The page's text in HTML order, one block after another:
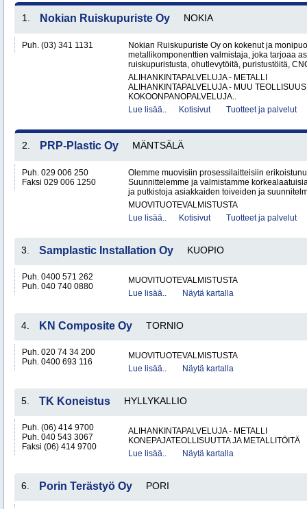
1. Nokian Ruiskupuriste Oy NOKIA
Puh. (03) 341 1131
Nokian Ruiskupuriste Oy on kokenut ja
metallikomponenttien valmistaja, joka tarjoaa
ruiskupuristusta, ohutlevytöitä, puristustöitä,
ALIHANKINTAPALVELUJA - METALLI
ALIHANKINTAPALVELUJA - MUU TEOLLISUUS
KOKOONPANOPALVELUJA..
Lue lisää..
Kotisivut Tuotteet ja palvelut
2. PRP-Plastic Oy MÄNTSÄLÄ
Puh. 029 006 250
Faksi 029 006 1250
Olemme muovisiin prosessilaitteisiin
Suunnittelemme ja valmistamme
ja putkistoja asiakkaiden toiveiden ja
MUOVITUOTEVALMISTUSTA
Lue lisää..
Kotisivut Tuotteet ja palvelut
3. Samplastic Installation Oy KUOPIO
Puh. 0400 571 262
Puh. 040 740 0880
MUOVITUOTEVALMISTUSTA
Lue lisää..
Näytä kartalla
4. KN Composite Oy TORNIO
Puh. 020 74 34 200
Puh. 0400 693 116
MUOVITUOTEVALMISTUSTA
Lue lisää..
Näytä kartalla
5. TK Koneistus HYLLYKALLIO
Puh. (06) 414 9700
Puh. 040 543 3067
Faksi (06) 414 9700
ALIHANKINTAPALVELUJA - METALLI
KONEPAJATEOLLISUUTTA JA METALLITÖITÄ
Lue lisää..
Näytä kartalla
6. Porin Terästyö Oy PORI